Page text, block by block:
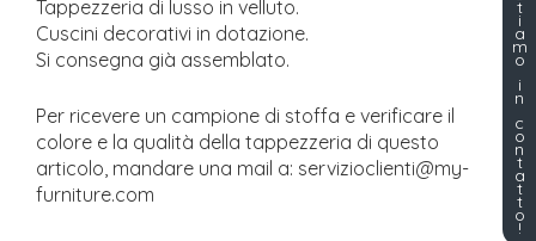
Tappezzeria di lusso in velluto.
Cuscini decorativi in dotazione.
Si consegna già assemblato.
Per ricevere un campione di stoffa e verificare il
colore e la qualità della tappezzeria di questo
articolo, mandare una mail a: servizioclienti@my-
furniture.com
t
i
a
m
o
i
n
c
o
n
t
a
t
t
o
!